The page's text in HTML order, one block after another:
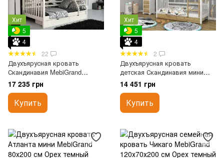
Хит
5
4
22
Двухъярусная кровать
Скандинавия MebiGrand
120х80х190 см Орех темный
17 235 грн
Купить
Хит
5
4
2
Двухъярусная кровать
детская Скандинавия мини
MebiGrand 80х190 см Орех
темный
14 451 грн
Купить